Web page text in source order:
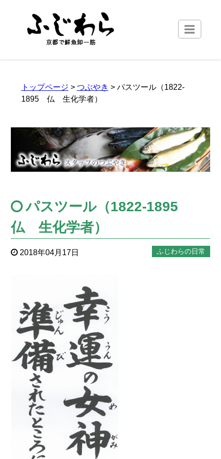
トップページ > つぶやき > パスツール（1822-
1895 仏 生化学者）
パスツール（1822-1895
仏 生化学者）
2018年04月17日 ふじわらの日常